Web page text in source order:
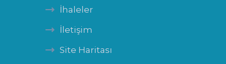
İhaleler
İletişim
Site Haritası